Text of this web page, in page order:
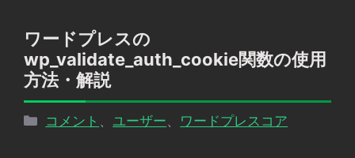
ワードプレスの
wp_validate_auth_cookie関数の使用
方法・解説
カ
コメント 、ユーザー、 ワードプレスコア